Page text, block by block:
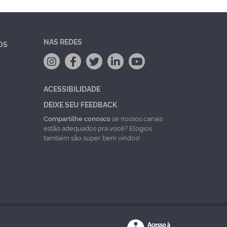
NAS REDES
ACESSIBILIDADE
DEIXE SEU FEEDBACK
Compartilhe conoscose nossos canais
estão adequados pra você? Elogios
também são super bem vindos!